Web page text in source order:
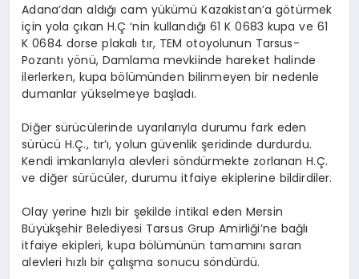
Adana’dan aldığı cam yükümü Kazakistan’a götürmek
için yola çıkan H.Ç ‘nin kullandığı 61 K 0683 kupa ve 61
K 0684 dorse plakalı tır, TEM otoyolunun Tarsus-
Pozantı yönü, Damlama mevkiinde hareket halinde
ilerlerken, kupa bölümünden bilinmeyen bir nedenle
dumanlar yükselmeye başladı.
Diğer sürücülerinde uyarılarıyla durumu fark eden
sürücü H.Ç., tır’ı, yolun güvenlik şeridinde durdurdu.
Kendi imkanlarıyla alevleri söndürmekte zorlanan H.Ç.
ve diğer sürücüler, durumu itfaiye ekiplerine bildirdiler.
Olay yerine hızlı bir şekilde intikal eden Mersin
Büyükşehir Belediyesi Tarsus Grup Amirliği’ne bağlı
itfaiye ekipleri, kupa bölümünün tamamını saran
alevleri hızlı bir çalışma sonucu söndürdü.